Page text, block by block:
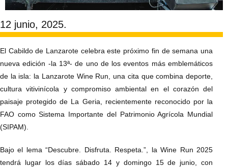
12 junio, 2025.
El Cabildo de Lanzarote celebra este próximo fin de semana una
nueva edición -la 13ª- de uno de los eventos más emblemáticos
de la isla: la Lanzarote Wine Run, una cita que combina deporte,
cultura vitivinícola y compromiso ambiental en el corazón del
paisaje protegido de La Geria, recientemente reconocido por la
FAO como Sistema Importante del Patrimonio Agrícola Mundial
(SIPAM).
Bajo el lema “Descubre. Disfruta. Respeta.”, la Wine Run 2025
tendrá lugar los días sábado 14 y domingo 15 de junio, con